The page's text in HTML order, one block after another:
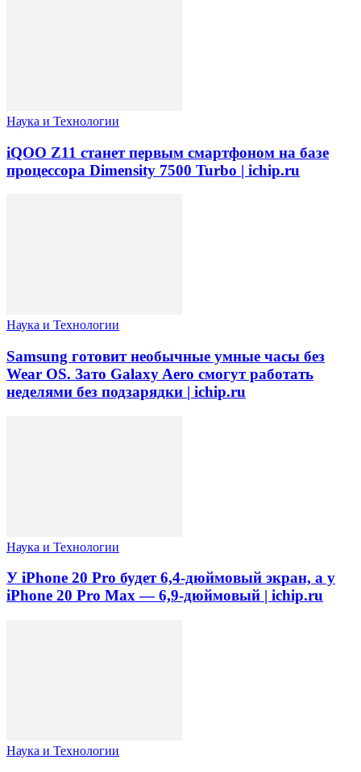
Наука и Технологии
iQOO Z11 станет первым смартфоном на базе
процессора Dimensity 7500 Turbo | ichip.ru
Наука и Технологии
Samsung готовит необычные умные часы без
Wear OS. Зато Galaxy Aero смогут работать
неделями без подзарядки | ichip.ru
Наука и Технологии
У iPhone 20 Pro будет 6,4-дюймовый экран, а у
iPhone 20 Pro Max — 6,9-дюймовый | ichip.ru
Наука и Технологии